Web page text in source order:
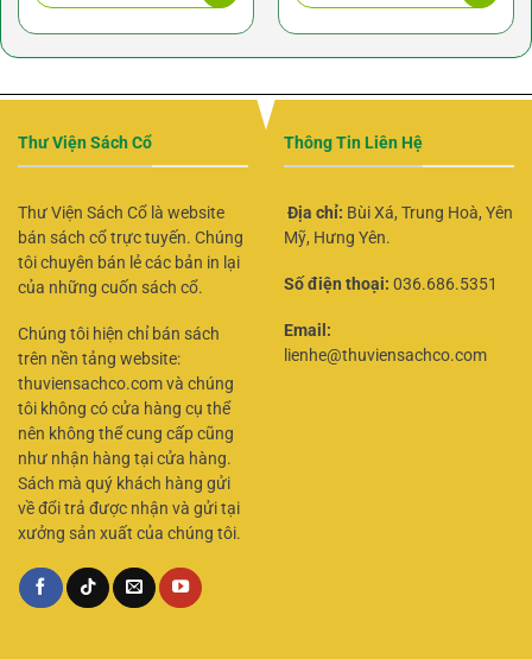
Thư Viện Sách Cổ
Thư Viện Sách Cổ là website
bán sách cổ trực tuyến. Chúng
tôi chuyên bán lẻ các bản in lại
của những cuốn sách cổ.
Chúng tôi hiện chỉ bán sách
trên nền tảng website:
thuviensachco.com và chúng
tôi không có cửa hàng cụ thể
nên không thể cung cấp cũng
như nhận hàng tại cửa hàng.
Sách mà quý khách hàng gửi
về đổi trả được nhận và gửi tại
xưởng sản xuất của chúng tôi.
Thông Tin Liên Hệ
Địa chỉ: Bùi Xá, Trung Hoà, Yên
Mỹ, Hưng Yên.
Số điện thoại: 036.686.5351
Email:
lienhe@thuviensachco.com